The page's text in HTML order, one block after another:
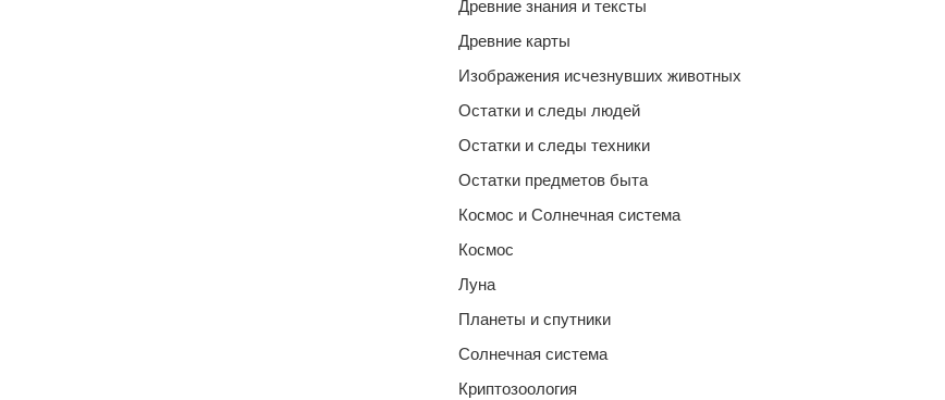
Древние знания и тексты
Древние карты
Изображения исчезнувших животных
Остатки и следы людей
Остатки и следы техники
Остатки предметов быта
Космос и Солнечная система
Космос
Луна
Планеты и спутники
Солнечная система
Криптозоология